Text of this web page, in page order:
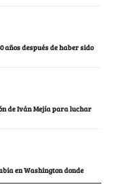
años después de haber sido
de Iván Mejía para luchar
en Washington donde